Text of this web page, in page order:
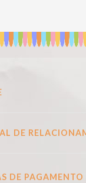
DE
DE PAGAMENTO